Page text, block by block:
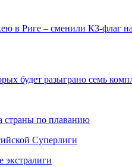
в Риге – сменили КЗ-флаг
будет разыграно семь
страны по плаванию
Суперлиги
экстралиги